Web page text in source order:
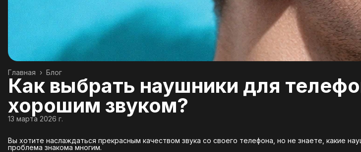
Блог
Главная ›
Как выбрать наушники для
хорошим звуком?
13 марта 2026 г.
Вы хотите наслаждаться прекрасным качеством звука со своего телефона, но не знаете, какие
проблема знакома многим.